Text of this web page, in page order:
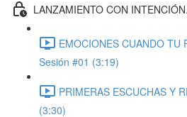
LANZAMIENTO CON
EMOCIONES CUANDO TU
Sesión #01 (3:19)
PRIMERAS ESCUCHAS Y
(3:30)